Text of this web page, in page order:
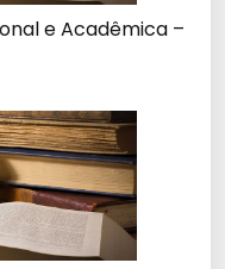
e Acadêmica –